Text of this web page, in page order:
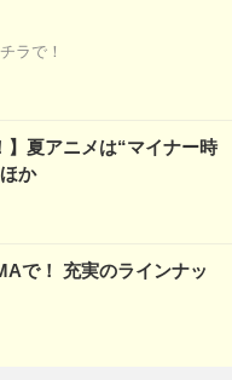
ラで！
】夏アニメは“マイナー時
か
で！ 充実のラインナッ